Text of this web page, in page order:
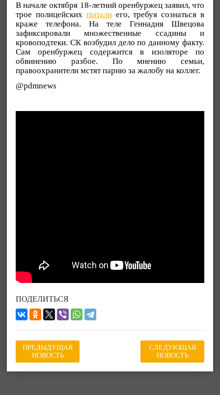
В начале октября 18-летний оренбуржец заявил, что
трое полицейских пыталиего, требуя сознаться в
краже телефона. На теле Геннадия Швецова
зафиксировали множественные ссадины и
кровоподтеки. СК возбудил дело по данному факту.
Сам оренбуржец содержится в изоляторе по
обвинению разбое. По мнению семьи,
правоохранители мстят парню за жалобу на коллег.
@pdmnews
ПОДЕЛИТЬСЯ
ПРЕДЫДУЩАЯ
НОВОСТЬ
СЛЕДУЮЩАЯ
НОВОСТЬ